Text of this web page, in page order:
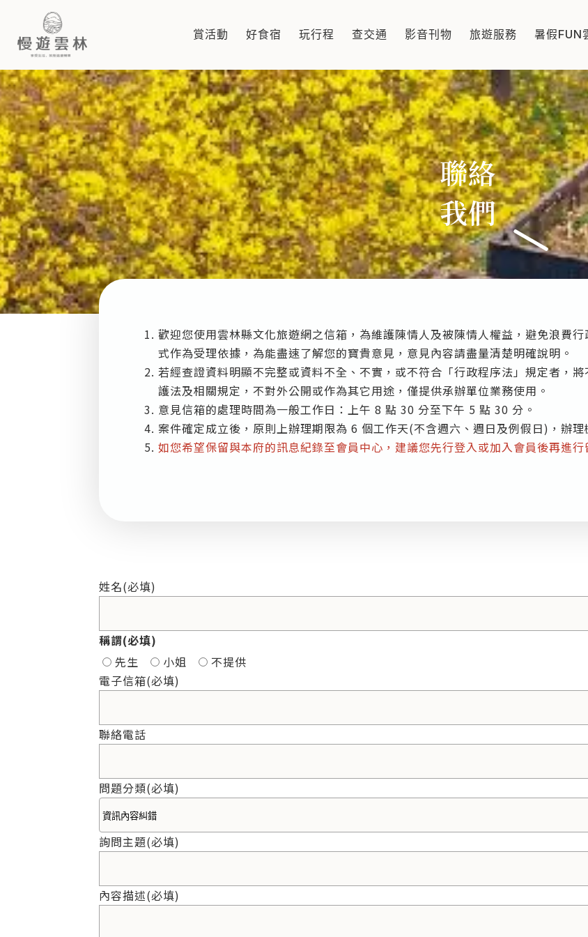
聯絡我們
慢遊雲林，享受生活 就是這麼簡單
賞活動 好食宿 玩行程 查交通 影音刊物 旅遊服務 暑假FUN
聯絡
我們
歡迎您使用雲林縣文化旅遊網之信箱，為維護陳情人及被陳情人權益，避免浪費
式作為受理依據，為能盡速了解您的寶貴意見，意見內容請盡量清楚明確說明。
若經查證資料明顯不完整或資料不全、不實，或不符合「行政程序法」規定者，
護法及相關規定，不對外公開或作為其它用途，僅提供承辦單位業務使用。
意見信箱的處理時間為一般工作日：上午 8 點 30 分至下午 5 點 30 分。
案件確定成立後，原則上辦理期限為 6 個工作天(不含週六、週日及例假日)，辦理
如您希望保留與本府的訊息紀錄至會員中心，建議您先行登入或加入會員後再進行
聯絡表單
姓名(必填)
稱謂(必填)
先生
小姐
不提供
電子信箱(必填)
聯絡電話
問題分類(必填)
詢問主題(必填)
內容描述(必填)